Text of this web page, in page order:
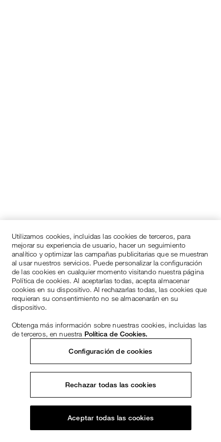
Utilizamos cookies, incluidas las cookies de terceros, para
mejorar su experiencia de usuario, hacer un seguimiento
analítico y optimizar las campañas publicitarias que se muestran
al usar nuestros servicios. Puede personalizar la configuración
de las cookies en cualquier momento visitando nuestra página
Política de cookies. Al aceptarlas todas, acepta almacenar
cookies en su dispositivo. Al rechazarlas todas, las cookies que
requieran su consentimiento no se almacenarán en su
dispositivo.
Obtenga más información sobre nuestras cookies, incluidas las
de terceros, en nuestra Política de Cookies.
Configuración de cookies
Rechazar todas las cookies
Aceptar todas las cookies